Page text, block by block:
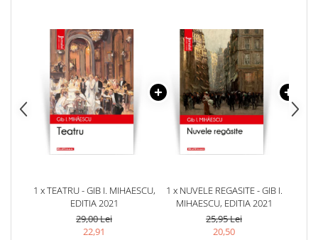
1 x TEATRU - GIB I. MIHAESCU,
EDITIA 2021
29,00 Lei
22,91
1 x NUVELE REGASITE - GIB I.
MIHAESCU, EDITIA 2021
25,95 Lei
20,50